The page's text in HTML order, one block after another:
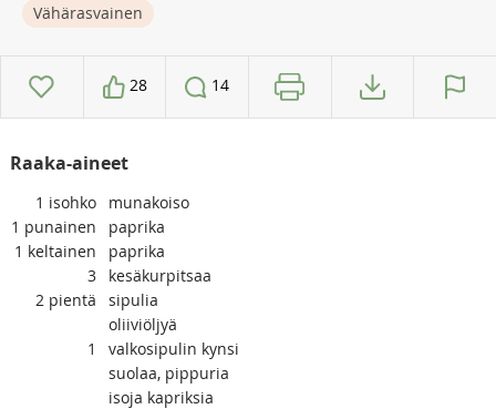
Vähärasvainen
28 14
Raaka-aineet
1 isohko
munakoiso
1 punainen
paprika
1 keltainen
paprika
3
kesäkurpitsaa
2 pientä
sipulia
oliiviöljyä
1
valkosipulin kynsi
suolaa, pippuria
isoja kapriksia